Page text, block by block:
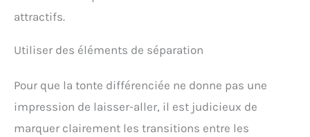
attractifs.
Utiliser des éléments de séparation
Pour que la tonte différenciée ne donne pas une
impression de laisser-aller, il est judicieux de
marquer clairement les transitions entre les